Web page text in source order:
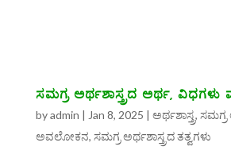
ಸಮಗ್ರ ಅರ್ಥಶಾಸ್ತ್ರದ ಅರ್ಥ, ವಿಧಗಳು
byadmin | Jan 8, 2025 | ಅರ್ಥಶಾಸ್ತ್ರ, ಸಮಗ್ರ
ಅವಲೋಕನ, ಸಮಗ್ರ ಅರ್ಥಶಾಸ್ತ್ರದ ತತ್ವಗಳು